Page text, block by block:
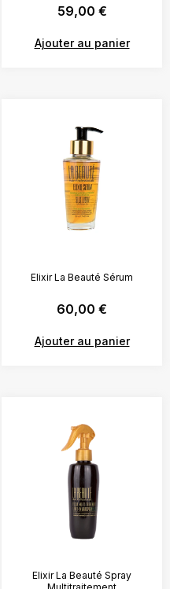
59,00 €
Ajouter au panier
Elixir La Beauté Sérum
60,00 €
Ajouter au panier
Elixir La Beauté Spray